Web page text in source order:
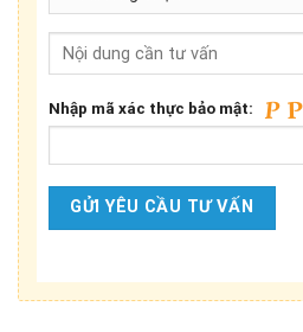
Nhập mã xác thực bảo mật: